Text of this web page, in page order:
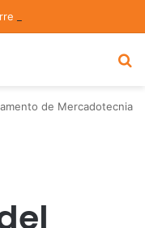
de Mercadotecnia